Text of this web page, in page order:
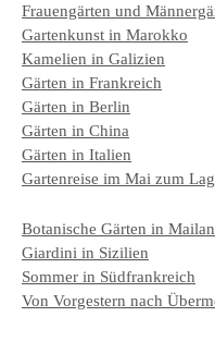
Frauengärten und
Gartenkunst in Marokko
Kamelien in Galizien
Gärten in Frankreich
Gärten in Berlin
Gärten in China
Gärten in Italien
Gartenreise im Mai zum
Botanische Gärten in
Giardini in Sizilien
Sommer in Südfrankreich
Von Vorgestern nach